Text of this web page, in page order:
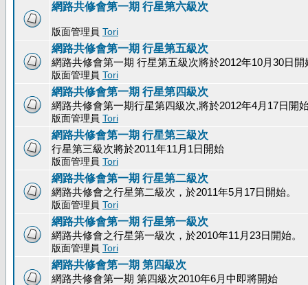
網路共修會第一期 行星第六級次
版面管理員 Tori
網路共修會第一期 行星第五級次
網路共修會第一期 行星第五級次將於2012年10月30日開
版面管理員 Tori
網路共修會第一期 行星第四級次
網路共修會第一期行星第四級次,將於2012年4月17日開
版面管理員 Tori
網路共修會第一期 行星第三級次
行星第三級次將於2011年11月1日開始
版面管理員 Tori
網路共修會第一期 行星第二級次
網路共修會之行星第二級次，於2011年5月17日開始。
版面管理員 Tori
網路共修會第一期 行星第一級次
網路共修會之行星第一級次，於2010年11月23日開始。
版面管理員 Tori
網路共修會第一期 第四級次
網路共修會第一期 第四級次2010年6月中即將開始